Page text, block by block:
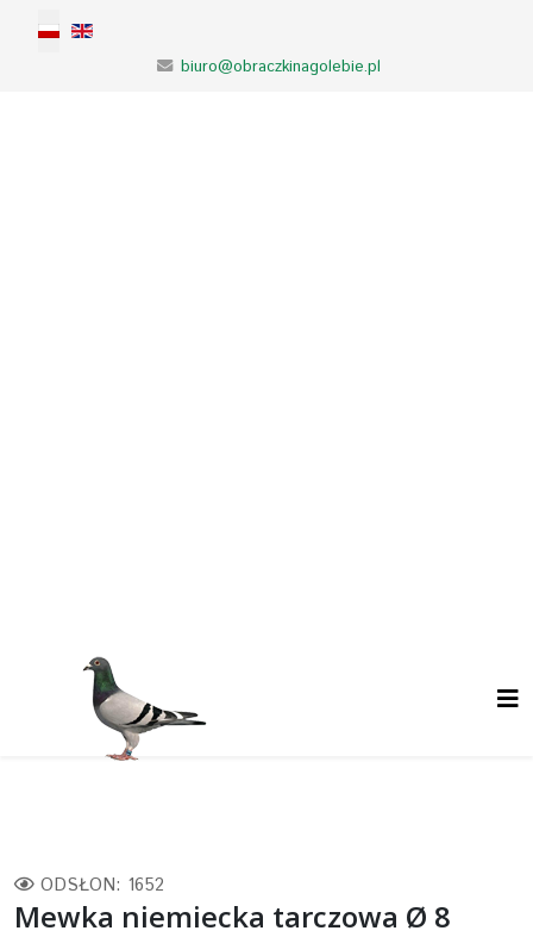
Wybierz swój język
biuro@obraczkinagolebie.pl
ODSŁON: 1652
Mewka niemiecka tarczowa Ø 8